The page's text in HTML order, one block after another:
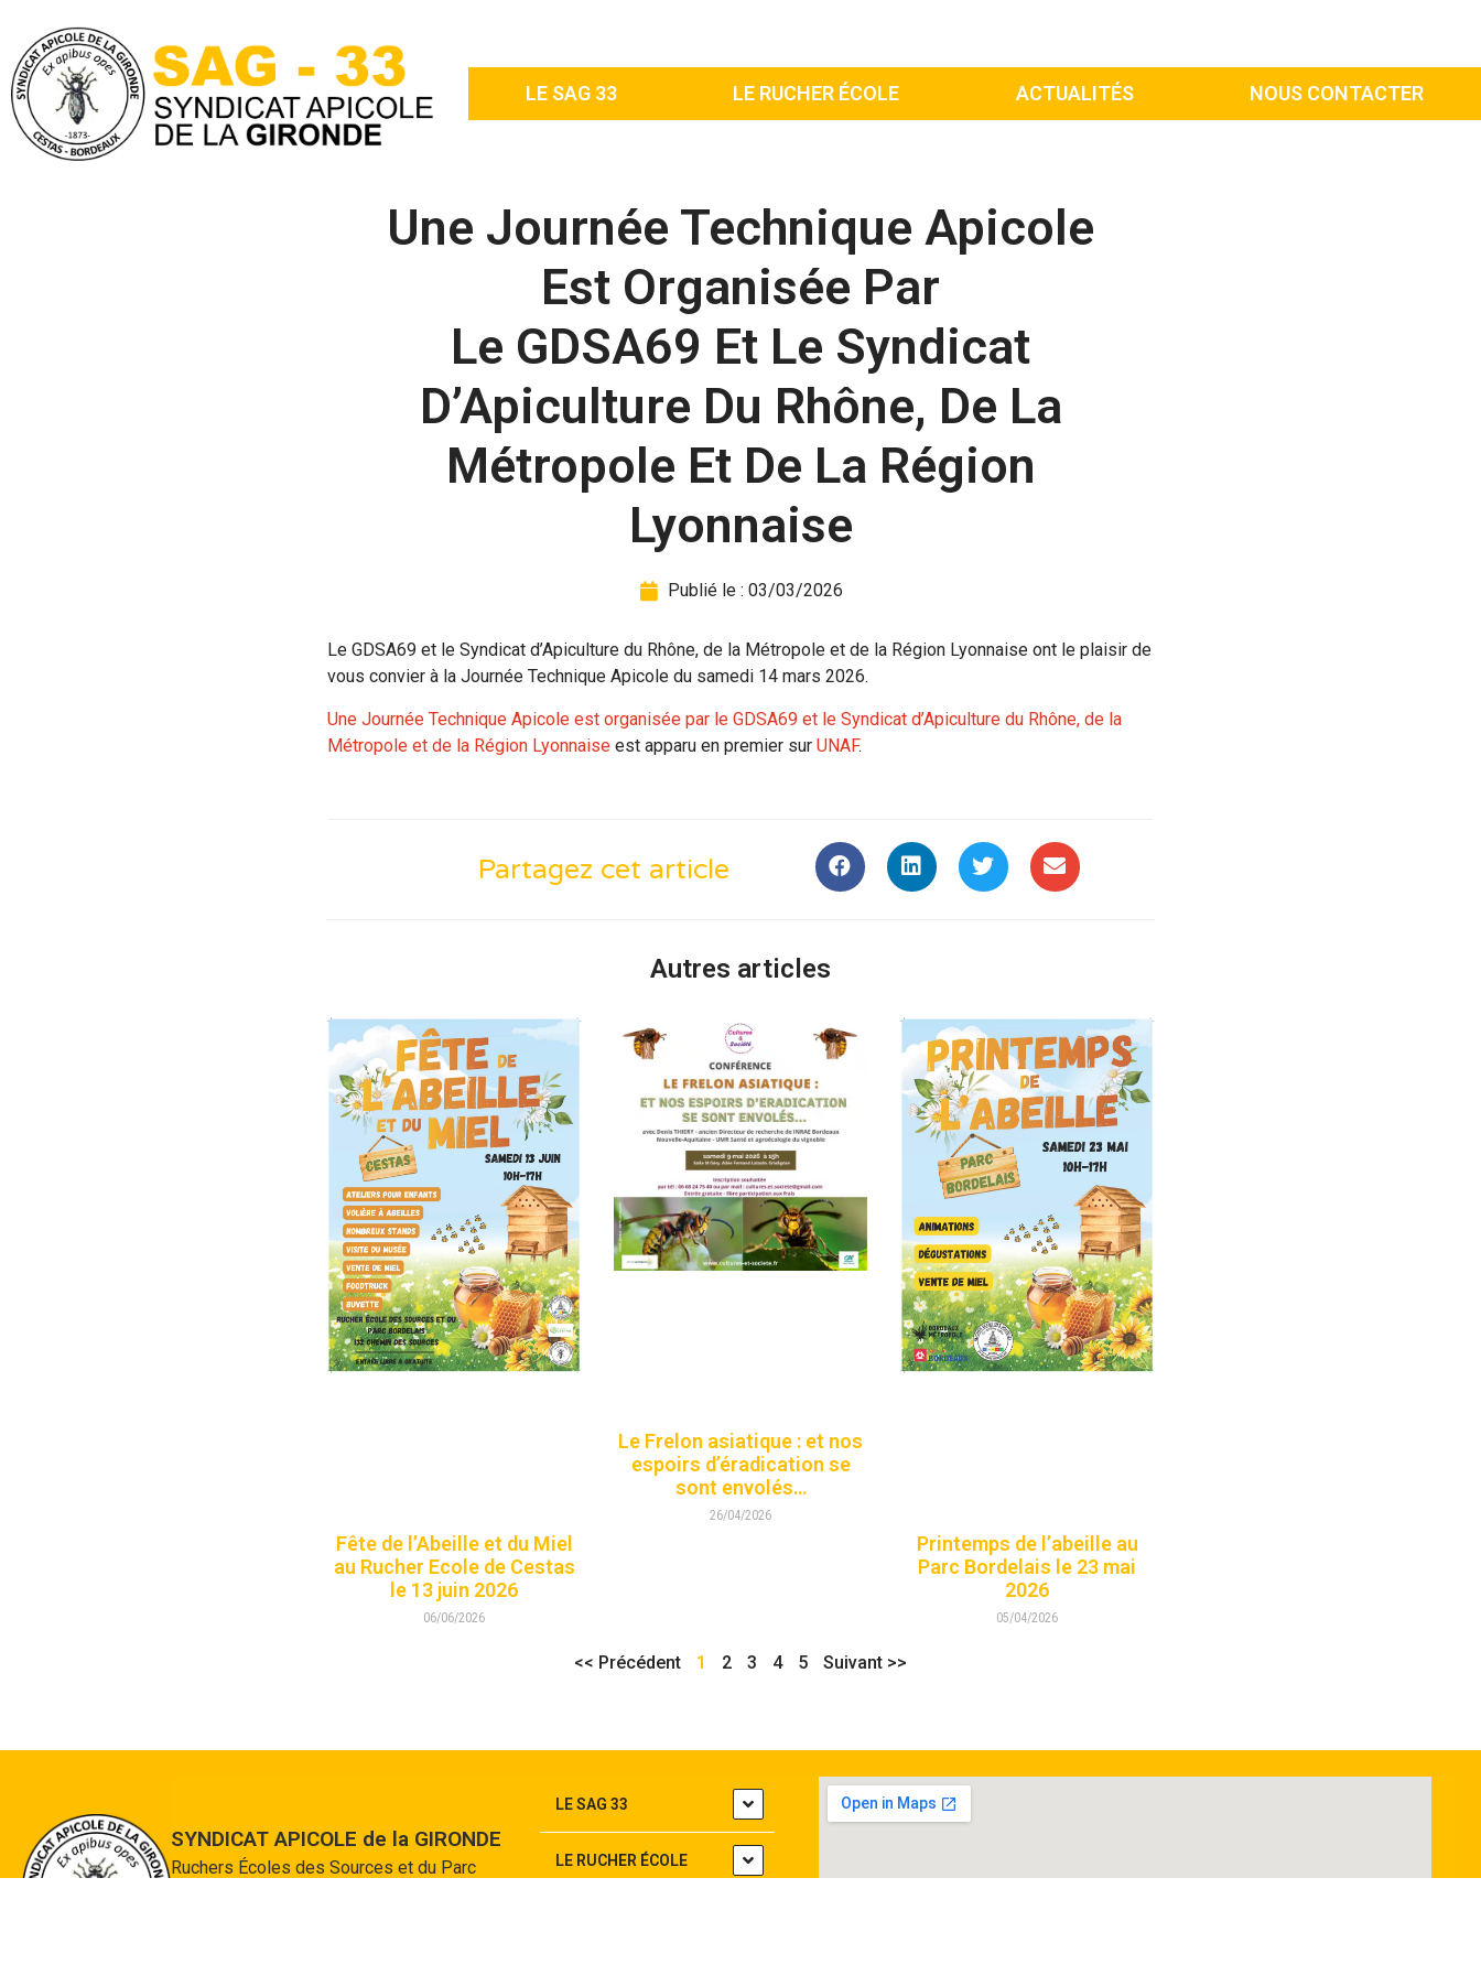
LE SAG 33 LE RUCHER ÉCOLE ACTUALITÉS NOUS CONTACTER
Une Journée Technique Apicole
Est Organisée Par
Le GDSA69 Et Le Syndicat
D’Apiculture Du Rhône, De La
Métropole Et De La Région
Lyonnaise
Publié le : 03/03/2026
Le GDSA69 et le Syndicat d’Apiculture du Rhône, de la Métropole et de la Région Lyonnaise ont le plaisir de
vous convier à la Journée Technique Apicole du samedi 14 mars 2026.
Une Journée Technique Apicole est organisée par le GDSA69 et le Syndicat d’Apiculture du Rhône, de la
Métropole et de la Région Lyonnaise est apparu en premier sur UNAF.
Partagez cet article
Autres articles
Fête de l’Abeille et du Miel
au Rucher Ecole de Cestas
le 13 juin 2026
06/06/2026
Le Frelon asiatique : et nos
espoirs d’éradication se
sont envolés…
26/04/2026
Printemps de l’abeille au
Parc Bordelais le 23 mai
2026
05/04/2026
<< Précédent 1 2 3 4 5 Suivant >>
SYNDICAT APICOLE de la GIRONDE
Ruchers Écoles des Sources et du Parc
LE SAG 33
LE RUCHER ÉCOLE